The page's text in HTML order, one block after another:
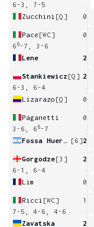
6-3, 7-5
Zucchini [Q] 0
Pace [WC]
0
6 6-7, 3-6
Lene
2
Stankiewicz [Q] 2
6-3, 6-4
Lizarazo [Q] 0
Paganetti
0
3-6, 6 6-7
[6]2
Gorgodze[3]
2
6-1, 6-4
Lim
0
Ricci [WC]
1
7-5, 4-6, 4-6
Zavatska
2